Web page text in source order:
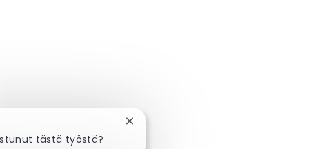
tästä työstä?
Sulje chatbot-ilmoitus